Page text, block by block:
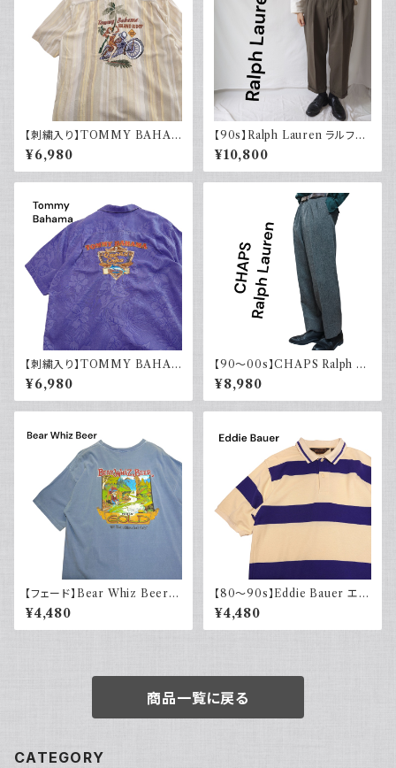
【刺繍入り】TOMMY BAHA
MA トミーバハマ オープンカラ
ーシャツ シルク100％ 開禁 古
着 アメカジ ストライプ
¥6,980
【90s】Ralph Lauren ラルフロ
ーレン ツータックスラックス ウ
ール カーキ 古着 TALONジッ
プ
¥10,800
【刺繍入り】TOMMY BAHA
MA トミーバハマ オープンカラ
ーシャツ シルク100％ 開禁 古
着 アメカジ パープル
¥6,980
【90～00s】CHAPS Ralph La
uren チャップス ラルフローレン
¥8,980
【フェード】Bear Whiz Beer
プリントTシャツ 両面プリント バ
ックプリント 古着 XL COMFO
RT COLORS コンフォートカラ
¥4,480
【80～90s】Eddie Bauer エデ
ィバウアー ポロシャツ 太ボーダ
ー 黒タグ
¥4,480
商品一覧に戻る
CATEGORY